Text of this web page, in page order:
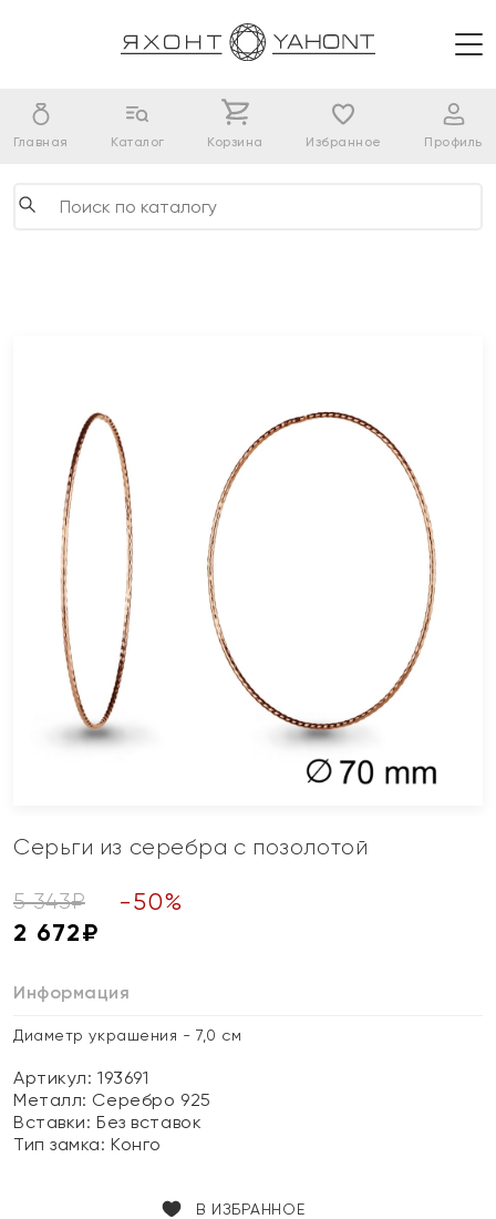
Главная Каталог Корзина Избранное Профиль
Серьги из серебра с позолотой
5 343₽ -50%
2 672₽
Информация
Диаметр украшения - 7,0 см
Артикул: 193691
Металл: Серебро 925
Вставки:Без вставок
Тип замка:Конго
В ИЗБРАННОЕ